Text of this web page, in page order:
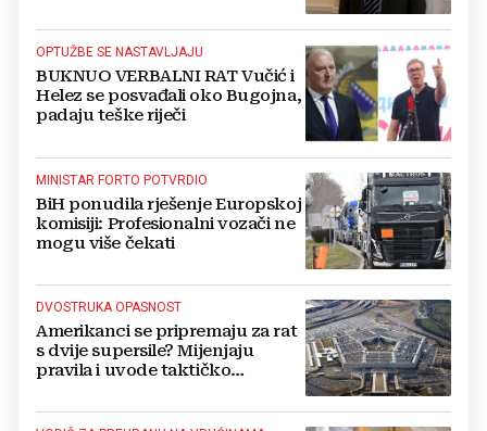
OPTUŽBE SE NASTAVLJAJU
BUKNUO VERBALNI RAT Vučić i
Helez se posvađali oko Bugojna,
padaju teške riječi
MINISTAR FORTO POTVRDIO
BiH ponudila rješenje Europskoj
komisiji: Profesionalni vozači ne
mogu više čekati
DVOSTRUKA OPASNOST
Amerikanci se pripremaju za rat
s dvije supersile? Mijenjaju
pravila i uvode taktičko